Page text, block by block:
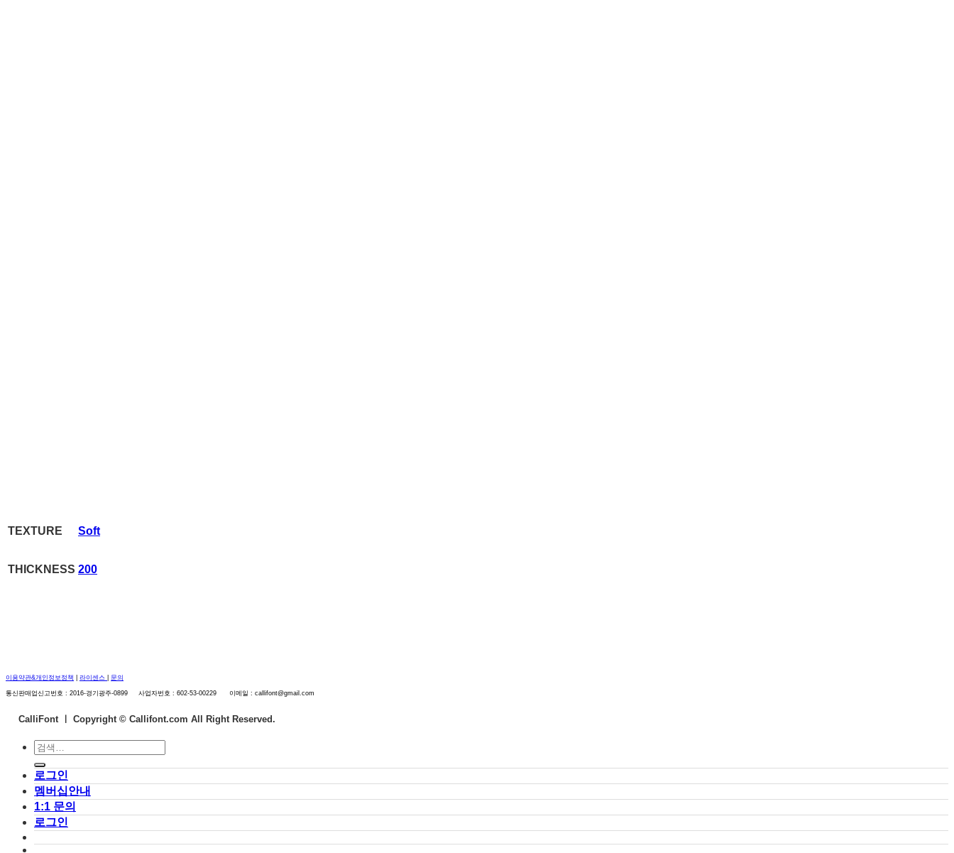
TEXTURE Soft
THICKNESS 200
이용약관&개인정보정책 라이센스 문의
통신판매업신고번호 : 2016-경기광주-0899 사업자번호 : 602-53-00229 이메일 : callifont@gmail.com
CalliFont ㅣ Copyright © Callifont.com All Right Reserved.
검
색:
로그인
멤버십안내
1:1 문의
로그인